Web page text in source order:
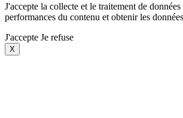
J'accepte la collecte et le traitement de
performances du contenu et obtenir les
J'accepte Je refuse
X